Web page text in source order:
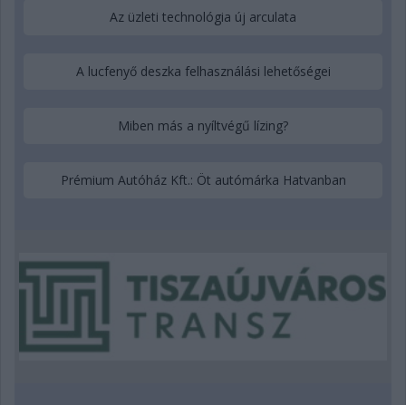
Az üzleti technológia új arculata
A lucfenyő deszka felhasználási lehetőségei
Miben más a nyíltvégű lízing?
Prémium Autóház Kft.: Öt autómárka Hatvanban